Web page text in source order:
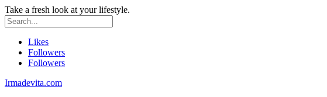
Take a fresh look at your lifestyle.
Likes
Followers
Followers
Irmadevita.com